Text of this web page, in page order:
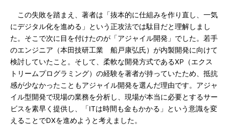
この失敗を踏まえ、著者は「抜本的に仕組みを作り直し、一気
にデジタル化を進める」という正攻法では駄目だと理解しまし
た。そこで次に目を付けたのが「アジャイル開発」でした。若手
のエンジニア（本田技研工業 船戸康弘氏）が内製開発に向けて
検討していたこと。そして、柔軟な開発方式であるXP（エクス
トリームプログラミング）の経験を著者が持っていたため、抵抗
感が少なかったこともアジャイル開発を選んだ理由です。アジャ
イル型開発で現場の業務を分析し、現場が本当に必要とするサー
ビスを素早く提供し、「ITは時間も金もかかる」という意識を変
えることでDXを進めようと考えました。